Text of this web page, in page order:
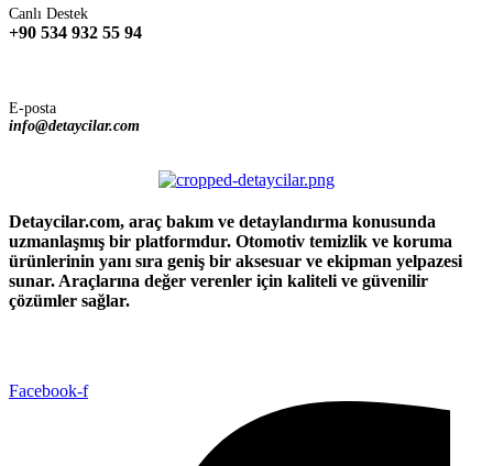
Canlı Destek
+90 534 932 55 94
E-posta
info@detaycilar.com
Detaycilar.com, araç bakım ve detaylandırma konusunda
uzmanlaşmış bir platformdur. Otomotiv temizlik ve koruma
ürünlerinin yanı sıra geniş bir aksesuar ve ekipman yelpazesi
sunar. Araçlarına değer verenler için kaliteli ve güvenilir
çözümler sağlar.
Facebook-f